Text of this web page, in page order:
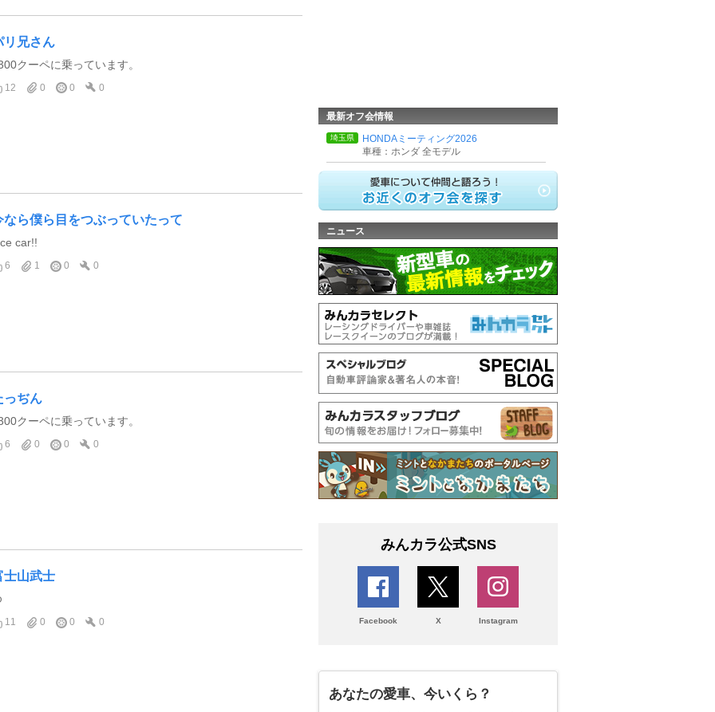
リ兄さん
クーペに乗っています。
12 0 0 0
なら僕ら目をつぶっていたって
car!!
6 1 0 0
っぢん
クーペに乗っています。
6 0 0 0
士山武士
11 0 0 0
最新オフ会情報
埼玉県
HONDAミーティング2026
車種：ホンダ 全モデル
ニュース
みんカラ公式SNS
Facebook X Instagram
あなたの愛車、今いくら？